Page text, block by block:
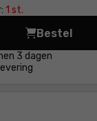
1 st.
3 dagen
levering
Bestel
Boor